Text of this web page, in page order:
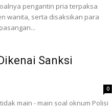
pengantin pria terpaksa
wanita, serta disaksikan para
Sanksi
0
main - main soal oknum Polisi